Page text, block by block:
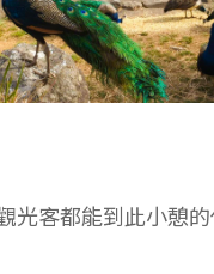
光客都能到此小憩